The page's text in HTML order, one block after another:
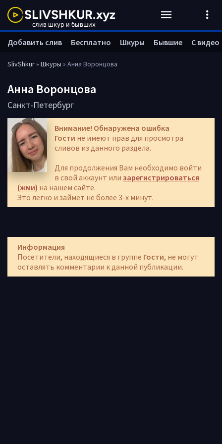
SlivShkur» Шкуры » Анна Воронцова
Анна Воронцова
Санкт-Петербург
Внимание! Обнаружена ошибка
Гости не имеют прав для просмотра
сливов из данного раздела.
Для продолжения Вам необходимо войти
в свой аккаунт или зарегистрироваться
(жми) на нашем сайте.
Это легко и займет не более 3-х минут.
Информация
Посетители, находящиеся в группе Гости, не могут
оставлять комментарии к данной публикации.
Добавить слив Бесплатно Шкуры Бывшие С видео